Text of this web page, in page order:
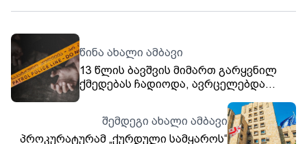
წინა ახალი ამბავი
13 წლის ბავშვის მიმართ გარყვნილ
ქმედებას ჩადიოდა, ავრცელებდა
- კაცს 10 წლით პატიმრობა მიესაჯა
შემდეგი ახალი ამბავი
პროკურატურამ „ქურდული სამყაროს“